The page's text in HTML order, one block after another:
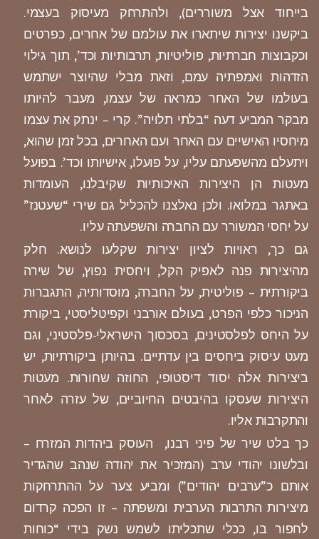
בייחוד אצל משוררים), ולהתרחק מעיסוק בעצמי.
ביקשנו יצירות שיתארו את עולמם של אחרים, כפרטים
וכקבוצות חברתיות, פוליטיות, תרבותיות וכד’, תוך גילוי
הזדהות ואמפתיה עמם, וזאת מבלי שהיוצר ישתמש
בעולמו של האחר כמראה של עצמו, מעבר להיותו
מבקר המביע דעה “בלתי תלויה”. קרי – ינתק את עצמו
מיחסיו האישיים עם האחר ועם האחרים, בכל זמן שהוא,
ויתעלם מהשפעתם עליו, על פועלו, אישיותו וכד’. בפועל
מעטות הן היצירות האיכותיות שקיבלנו, העומדות
באתגר במלואו. ולכן נאלצנו להכליל גם שירי “שעטנז”
על יחסי המשורר עם החברה והשפעתה עליו.
גם כך, ראויות לציון יצירות שקלעו לנושא. חלק
מהיצירות פנה לאפיק הקל, ויחסית נפוץ, של שירה
ביקורתית – פוליטית, על החברה, מוסדותיה, התגברות
הניכור כלפי הפרט, בעולם אורבני וקפיטליסטי, ביקורת
על היחס לפלסטינים, בסכסוך הישראלי-פלסטיני, וגם
מעט עיסוק ביחסים בין עדתיים. בהיותן ביקורתיות, יש
ביצירות אלה יסוד דיסטופי, החוזה שחורות. מעטות
היצירות שעסקו בהיבטים החיוביים, של עזרה לאחר
והתקרבות אליו.
כך בלט שיר של פיני רבנו, העוסק ביהדות המזרח –
ובלשונו יהודי ערב (המזכיר את יהודה שנהב שהגדיר
אותם כ”ערבים יהודים”) ומביע צער על ההתרחקות
מיצירות התרבות הערבית ומשפתה – זו הפכה קרדום
לחפור בו, ככלי שתכליתו לשמש נשק בידי “כוחות